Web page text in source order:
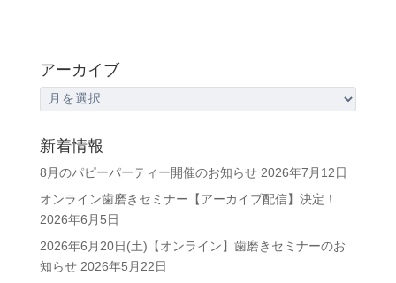
アーカイブ
ー
カ
イ
ブ
新着情報
8月のパピーパーティー開催のお知らせ 2026年7月12日
オンライン歯磨きセミナー【アーカイブ配信】決定！
2026年6月5日
2026年6月20日(土)【オンライン】歯磨きセミナーのお
知らせ 2026年5月22日